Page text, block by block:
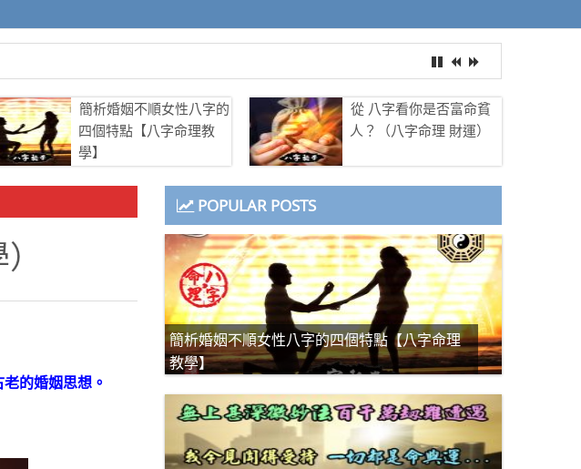
簡析婚姻不順女性八字的
四個特點【八字命理教
學】
從 八字看你是否富命貧
人？（八字命理 財運）
的婚姻思想。
POPULAR POSTS
簡析婚姻不順女性八字的四個特點【八字命理
教學】